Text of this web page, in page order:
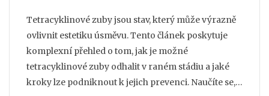
Tetracyklinové zuby jsou stav, který může výrazně
ovlivnit estetiku úsměvu. Tento článek poskytuje
komplexní přehled o tom, jak je možné
tetracyklinové zuby odhalit v raném stádiu a jaké
kroky lze podniknout k jejich prevenci. Naučíte se,